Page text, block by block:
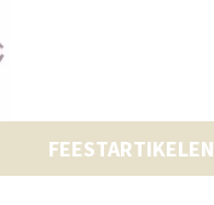
FEESTARTIKELEN